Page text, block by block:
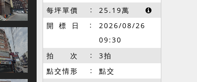
每坪單價
25.19萬
開 標 日
2026/08/26
09:30
拍 次
3拍
點交情形
點交